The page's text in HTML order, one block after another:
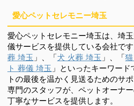
愛心ペットセレモニー埼玉
愛心ペットセレモニー埼玉は、埼
儀サービスを提供している会社で
葬 埼玉 」、「犬 火葬 埼玉 」、「
ト 葬儀 埼玉 」といったキーワー
トの最後を温かく見送るためのサ
専門のスタッフが、ペットオーナ
丁寧なサービスを提供します。